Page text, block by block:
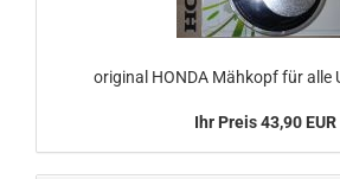
ori­gi­nal HONDA Mäh­kopf für alle
Ihr Preis 43,90 EUR